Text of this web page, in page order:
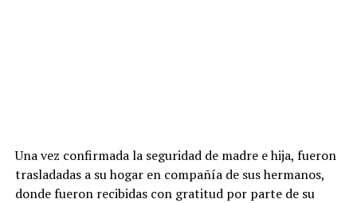
Una vez confirmada la seguridad de madre e hija, fueron
trasladadas a su hogar en compañía de sus hermanos,
donde fueron recibidas con gratitud por parte de su